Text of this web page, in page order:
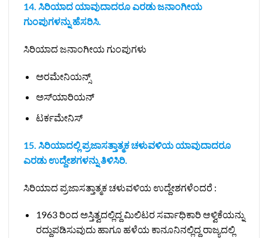
14. ಸಿರಿಯಾದ ಯಾವುದಾದರೂ ಎರಡು ಜನಾಂಗೀಯ
ಗುಂಪುಗಳನ್ನು ಹೆಸರಿಸಿ.
ಸಿರಿಯಾದ ಜನಾಂಗೀಯ ಗುಂಪುಗಳು
ಅರಮೇನಿಯನ್ಸ್
ಅಸ್‌ಯಾರಿಯನ್
ಟರ್ಕಮೇನಿಸ್
15. ಸಿರಿಯಾದಲ್ಲಿ ಪ್ರಜಾಸತ್ತಾತ್ಮಕ ಚಳುವಳಿಯ ಯಾವುದಾದರೂ
ಎರಡು ಉದ್ದೇಶಗಳನ್ನು ತಿಳಿಸಿರಿ.
ಸಿರಿಯಾದ ಪ್ರಜಾಸತ್ತಾತ್ಮಕ ಚಳುವಳಿಯ ಉದ್ದೇಶಗಳೆಂದರೆ :
1963 ರಿಂದ ಅಸ್ತಿತ್ವದಲ್ಲಿದ್ದ ಮಿಲಿಟರ ಸರ್ವಾಧಿಕಾರಿ ಆಳ್ವಿಕೆಯನ್ನು
ರದ್ದುಪಡಿಸುವುದು ಹಾಗೂ ಹಳೆಯ ಕಾನೂನಿನಲ್ಲಿದ್ದ ರಾಜ್ಯದಲ್ಲಿ